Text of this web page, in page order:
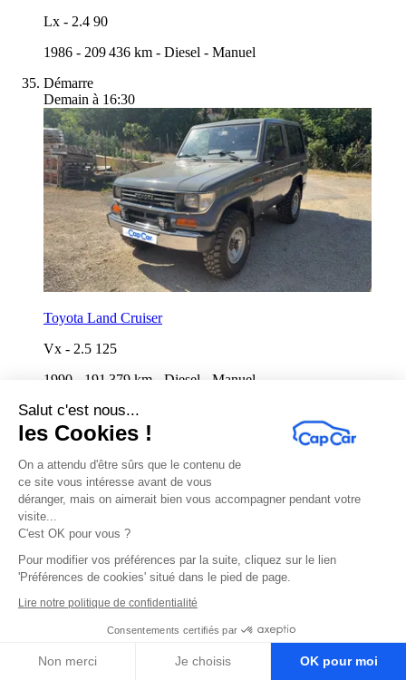
Salut c'est nous...
les Cookies !
On a attendu d'être sûrs que le contenu de
ce site vous intéresse avant de vous
déranger, mais on aimerait bien vous accompagner pendant votre
visite...
C'est OK pour vous ?
Pour modifier vos préférences par la suite, cliquez sur le lien
'Préférences de cookies' situé dans le pied de page.
Lire notre politique de confidentialité
Consentements certifiés par
Non merci Je choisis OK pour moi
Lx - 2.4 90
1986 - 209 436 km - Diesel - Manuel
Démarre
Demain à 16:30
Toyota Land Cruiser
Vx - 2.5 125
1990
191 379 km Diesel
Manuel
Démarre
Demain à 16:30